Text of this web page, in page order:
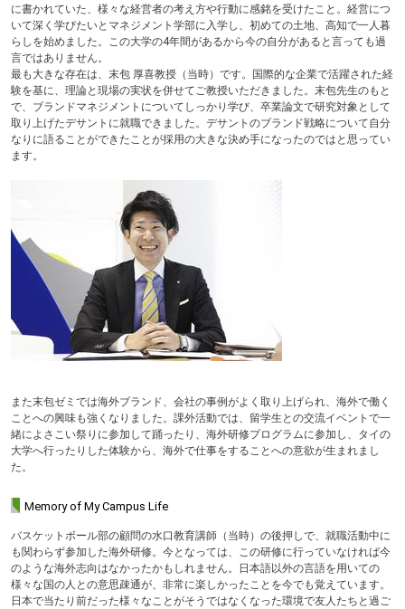
に書かれていた、様々な経営者の考え方や行動に感銘を受けたこと。経営につ
いて深く学びたいとマネジメント学部に入学し、初めての土地、高知で一人暮
らしを始めました。この大学の4年間があるから今の自分があると言っても過
言ではありません。
最も大きな存在は、末包 厚喜教授（当時）です。国際的な企業で活躍された経
験を基に、理論と現場の実状を併せてご教授いただきました。末包先生のもと
で、ブランドマネジメントについてしっかり学び、卒業論文で研究対象として
取り上げたデサントに就職できました。デサントのブランド戦略について自分
なりに語ることができたことが採用の大きな決め手になったのではと思ってい
ます。
また末包ゼミでは海外ブランド、会社の事例がよく取り上げられ、海外で働く
ことへの興味も強くなりました。課外活動では、留学生との交流イベントで一
緒によさこい祭りに参加して踊ったり、海外研修プログラムに参加し、タイの
大学へ行ったりした体験から、海外で仕事をすることへの意欲が生まれまし
た。
Memory of My Campus Life
バスケットボール部の顧問の水口教育講師（当時）の後押しで、就職活動中に
も関わらず参加した海外研修。今となっては、この研修に行っていなければ今
のような海外志向はなかったかもしれません。日本語以外の言語を用いての
様々な国の人との意思疎通が、非常に楽しかったことを今でも覚えています。
日本で当たり前だった様々なことがそうではなくなった環境で友人たちと過ご